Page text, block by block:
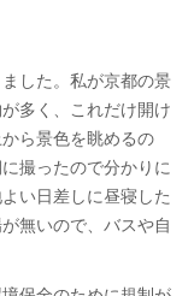
した。私が京都の景
多く、これだけ開け
ら景色を眺めるの
撮ったので分かりに
い日差しに昼寝した
無いので、バスや自